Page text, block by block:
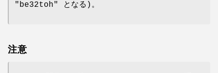
"be32toh" となる)。
注意